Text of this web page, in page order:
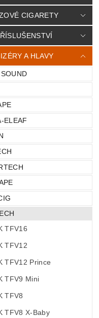
CIGARETY
A HLAVY
ELEAF
TFV16
TFV12
TFV12 Prince
TFV9 Mini
TFV8
TFV8 X-Baby